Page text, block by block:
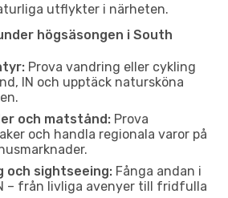
utflykter i närheten.
högsäsongen i South
Prova vandring eller cykling
IN och upptäck natursköna
och matstånd: Prova
och handla regionala varor på
och sightseeing: Fånga andan i
– från livliga avenyer till fridfulla